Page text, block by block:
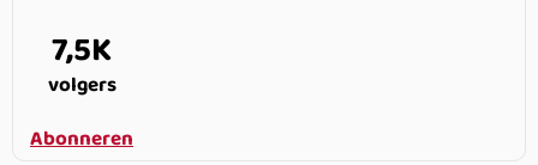
7,5K
volgers
Abonneren